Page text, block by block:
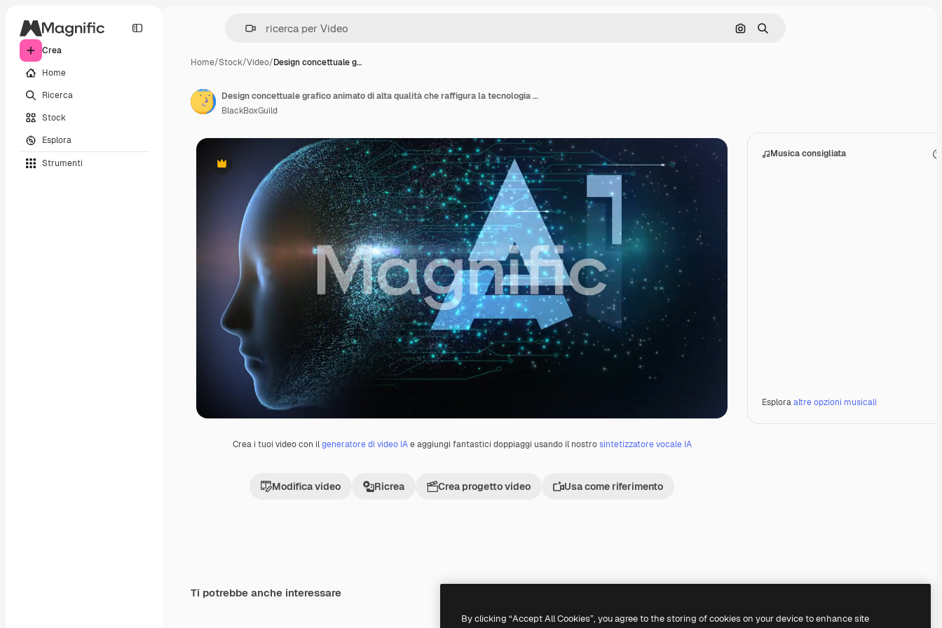
Crea
Home
Ricerca
Stock
Esplora
Strumenti
Cerca per immagine
Ricerca
Home/Stock/Video/Design concettuale g…
Premium
Crea i tuoi video con ilgeneratore di video IAe aggiungi fantastici doppiaggi usando il nostrosintetizzatore vocale IA
Modifica video Ricrea Crea progetto video Usa come riferimento
Musica consigliata
Esploraaltre opzioni musicali
Design concettuale grafico animato di alta qualità che raffigura la tecnologia emergente dell'Intelligenza Artificiale con neuroni attivi nei circuiti e particelle che fluiscono da un cervello IA, con uno schema di colori blu.
BlackBoxGuild
Ti potrebbe anche interessare
By clicking “Accept All Cookies”, you agree to the storing of cookies on your device to enhance site